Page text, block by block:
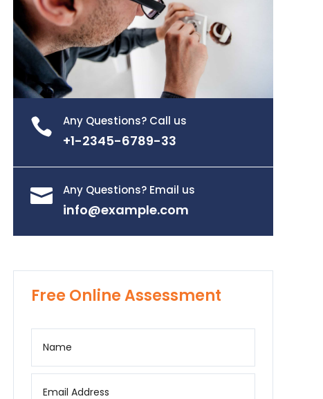
 Any Questions? Call us
+1-2345-6789-33
 Any Questions? Email us
info@example.com
Free Online Assessment